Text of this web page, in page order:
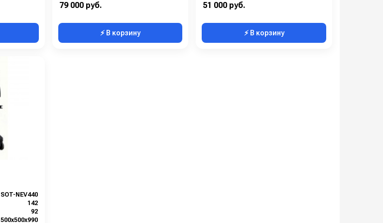
79 000 руб.
⚡ В корзину
51 000 руб.
⚡ В корзину
SOT-NEV440
142
92
500х500х990